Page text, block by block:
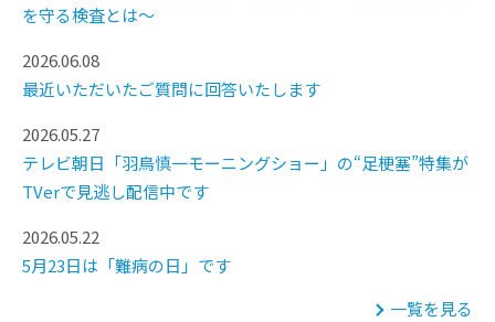
を守る検査とは～
2026.06.08
最近いただいたご質問に回答いたします
2026.05.27
テレビ朝日「羽鳥慎一モーニングショー」の“足梗塞”特集が
TVerで見逃し配信中です
2026.05.22
5月23日は「難病の日」です
一覧を見る